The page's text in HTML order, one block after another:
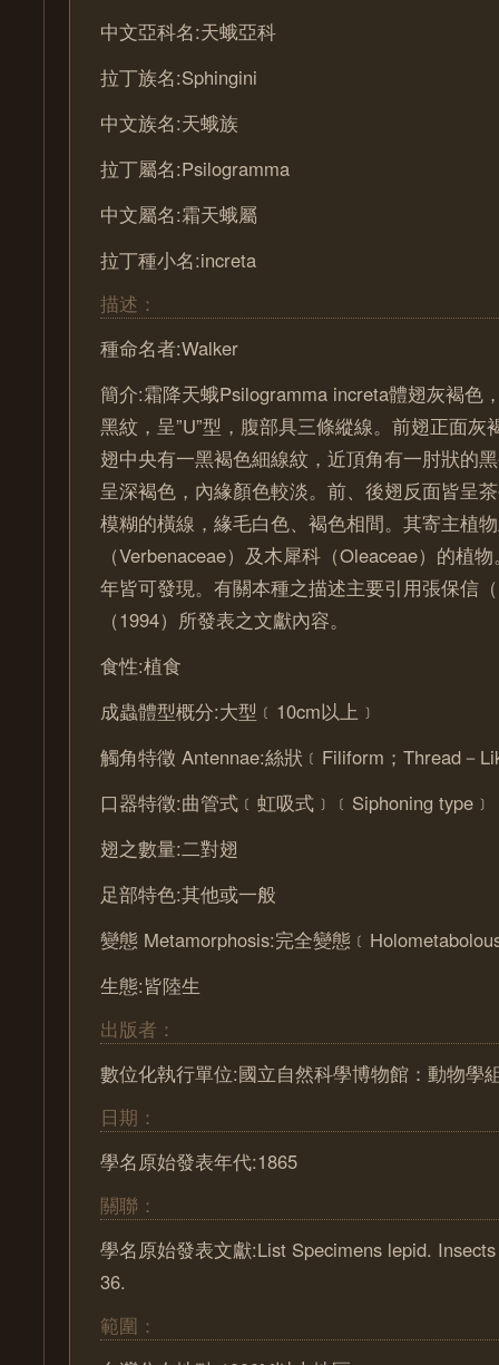
中文亞科名:天蛾亞科
拉丁族名:Sphingini
中文族名:天蛾族
拉丁屬名:Psilogramma
中文屬名:霜天蛾屬
拉丁種小名:increta
描述：
種命名者:Walker
簡介:霜降天蛾Psilogramma increta體翅灰褐色
黑紋，呈”U”型，腹部具三條縱線。前翅正面灰
翅中央有一黑褐色細線紋，近頂角有一肘狀的
呈深褐色，內緣顏色較淡。前、後翅反面皆呈
模糊的橫線，緣毛白色、褐色相間。其寄主植
（Verbenaceae）及木犀科（Oleaceae）的植
年皆可發現。有關本種之描述主要引用張保信
（1994）所發表之文獻內容。
食性:植食
成蟲體型概分:大型﹝10cm以上﹞
觸角特徵 Antennae:絲狀﹝Filiform；Thread－
口器特徵:曲管式﹝虹吸式﹞﹝Siphoning type﹞
翅之數量:二對翅
足部特色:其他或一般
變態 Metamorphosis:完全變態
生態:皆陸生
出版者：
數位化執行單位:國立自然科學博物館：動物學
日期：
學名原始發表年代:1865
關聯：
學名原始發表文獻:List Specimens lepid.
36.
範圍：